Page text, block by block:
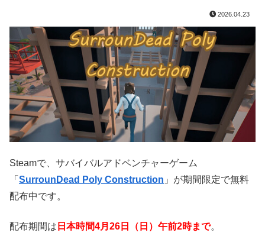
2026.04.23
Steamで、サバイバルアドベンチャーゲーム
「 SurrounDead Poly Construction 」が期間限定で無料
配布中です。
配布期間は 日本時間4月26日（日）午前2時まで。